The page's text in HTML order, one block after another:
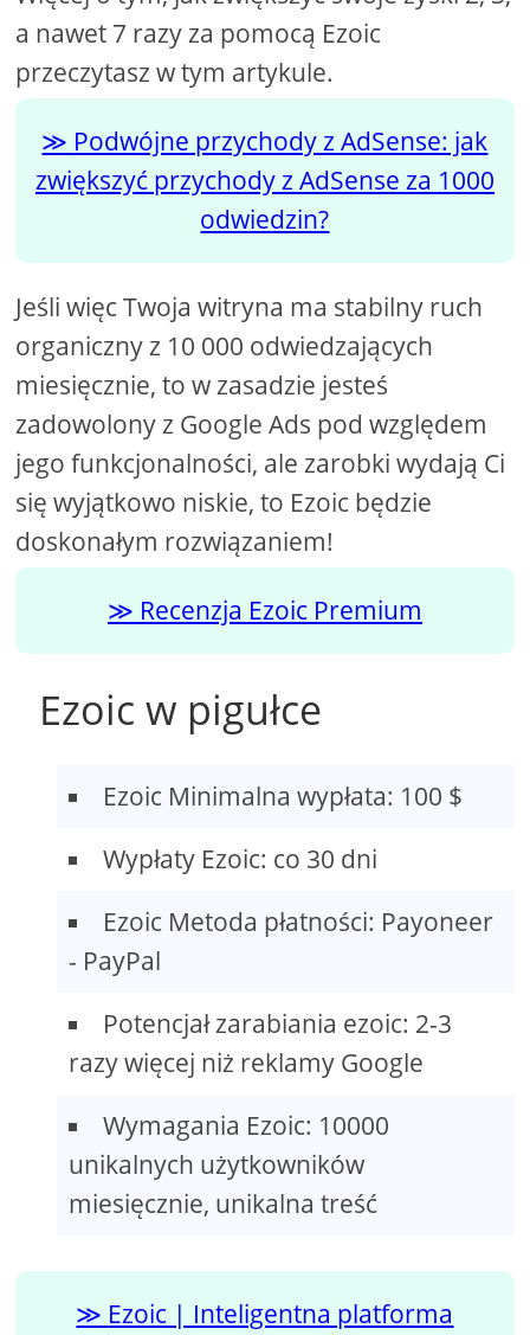
a nawet 7 razy za pomocą Ezoic
przeczytasz w tym artykule.
Podwójne przychody z AdSense: jak
zwiększyć przychody z AdSense za 1000
odwiedzin?
Jeśli więc Twoja witryna ma stabilny ruch
organiczny z 10 000 odwiedzających
miesięcznie, to w zasadzie jesteś
zadowolony z Google Ads pod względem
jego funkcjonalności, ale zarobki wydają Ci
się wyjątkowo niskie, to Ezoic będzie
doskonałym rozwiązaniem!
Recenzja Ezoic Premium
Ezoic w pigułce
Ezoic Minimalna wypłata: 100 $
Wypłaty Ezoic: co 30 dni
Ezoic Metoda płatności: Payoneer
- PayPal
Potencjał zarabiania ezoic: 2-3
razy więcej niż reklamy Google
Wymagania Ezoic: 10000
unikalnych użytkowników
miesięcznie, unikalna treść
Ezoic | Inteligentna platforma